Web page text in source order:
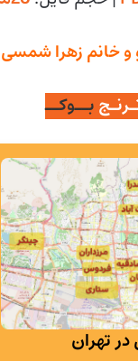
و خانم زهرا شمسی
بــوکــ
تهران